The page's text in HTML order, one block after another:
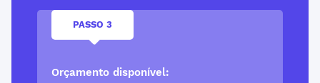
PASSO 3
Orçamento disponível: